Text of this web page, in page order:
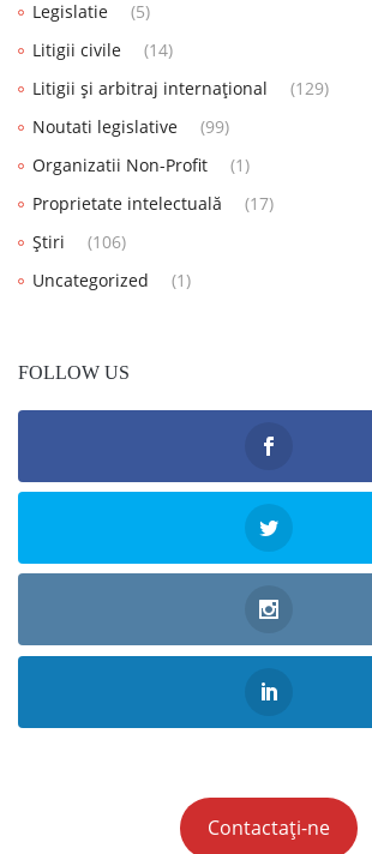
Legislatie
(5)
Litigii civile
(14)
Litigii și arbitraj internațional
(129)
Noutati legislative
(99)
Organizatii Non-Profit
(1)
Proprietate intelectuală
(17)
Știri
(106)
Uncategorized
(1)
FOLLOW US
Contactați-ne